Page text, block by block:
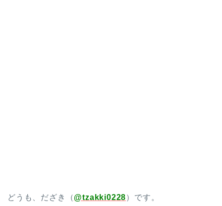
どうも、だざき（@tzakki0228）です。